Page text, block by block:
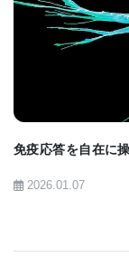
免疫応答を自在に
2026.01.07